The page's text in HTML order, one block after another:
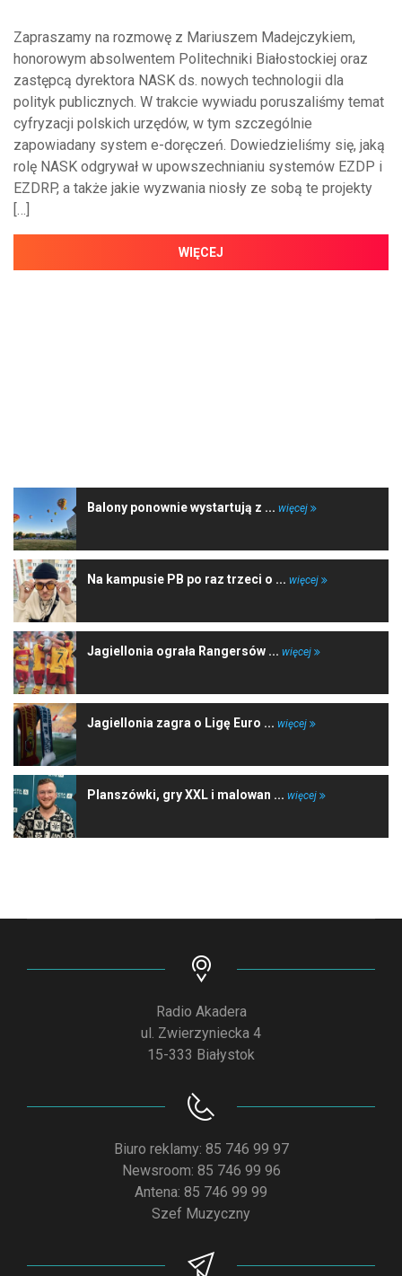
Zapraszamy na rozmowę z Mariuszem Madejczykiem,
honorowym absolwentem Politechniki Białostockiej oraz
zastępcą dyrektora NASK ds. nowych technologii dla
polityk publicznych. W trakcie wywiadu poruszaliśmy temat
cyfryzacji polskich urzędów, w tym szczególnie
zapowiadany system e-doręczeń. Dowiedzieliśmy się, jaką
rolę NASK odgrywał w upowszechnianiu systemów EZDP i
EZDRP, a także jakie wyzwania niosły ze sobą te projekty
[…]
WIĘCEJ
Balony ponownie wystartują z ... więcej
Na kampusie PB po raz trzeci o ... więcej
Jagiellonia ograła Rangersów ... więcej
Jagiellonia zagra o Ligę Euro ... więcej
Planszówki, gry XXL i malowan ... więcej
Radio Akadera
ul. Zwierzyniecka 4
15-333 Białystok
Biuro reklamy: 85 746 99 97
Newsroom: 85 746 99 96
Antena: 85 746 99 99
Szef Muzyczny